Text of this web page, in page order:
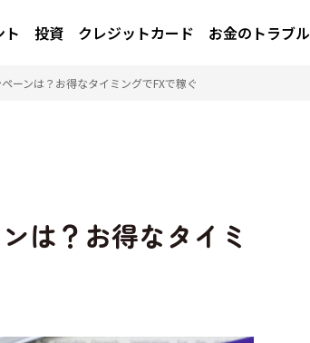
ト 投資 クレジットカード お金のトラブル
ーンは？お得なタイミングでFXで稼ぐ
は？お得なタイミ